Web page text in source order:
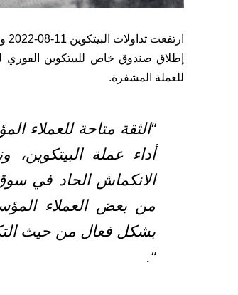
إطلاق صندوق خاص للبيتكوين الفوري
للعملة المشفرة.
“الثقة متاحة للعملاء
أداء عملة
الانكماش الحاد في سوق
من بعض العملاء
بشكل فعال من حيث
“.